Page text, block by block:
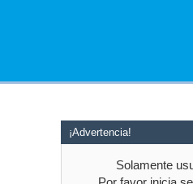
¡Advertencia!
Solamente